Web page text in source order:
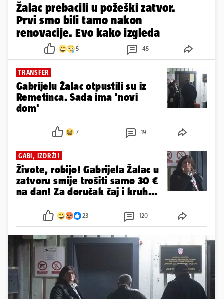
Žalac prebacili u požeški zatvor.
Prvi smo bili tamo nakon
renovacije. Evo kako izgleda
5 45
TRANSFER
Gabrijelu Žalac otpustili su iz
Remetinca. Sada ima 'novi
dom'
7 19
GABI, IZDRŽI!
Živote, robijo! Gabrijela Žalac u
zatvoru smije trošiti samo 30 €
na dan! Za doručak čaj i kruh...
23 120